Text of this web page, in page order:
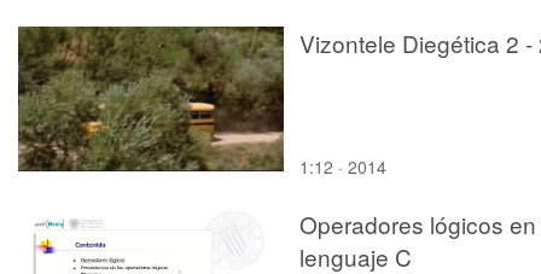
Vizontele Diegética 2 -
1:12 · 2014
Operadores lógicos en
lenguaje C